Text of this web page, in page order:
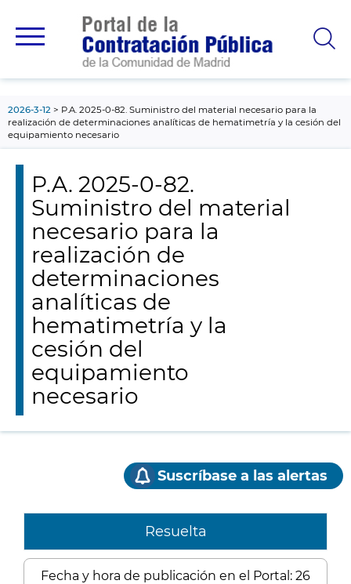
principal
2026-3-12
P.A. 2025-0-82. Suministro del material necesario para la
realización de determinaciones analíticas de hematimetría y la cesión del
equipamiento necesario
P.A. 2025-0-82.
Suministro del material
necesario para la
realización de
determinaciones
analíticas de
hematimetría y la
cesión del
equipamiento
necesario
Suscríbase a las alertas
Resuelta
Fecha y hora de publicación en el Portal: 26